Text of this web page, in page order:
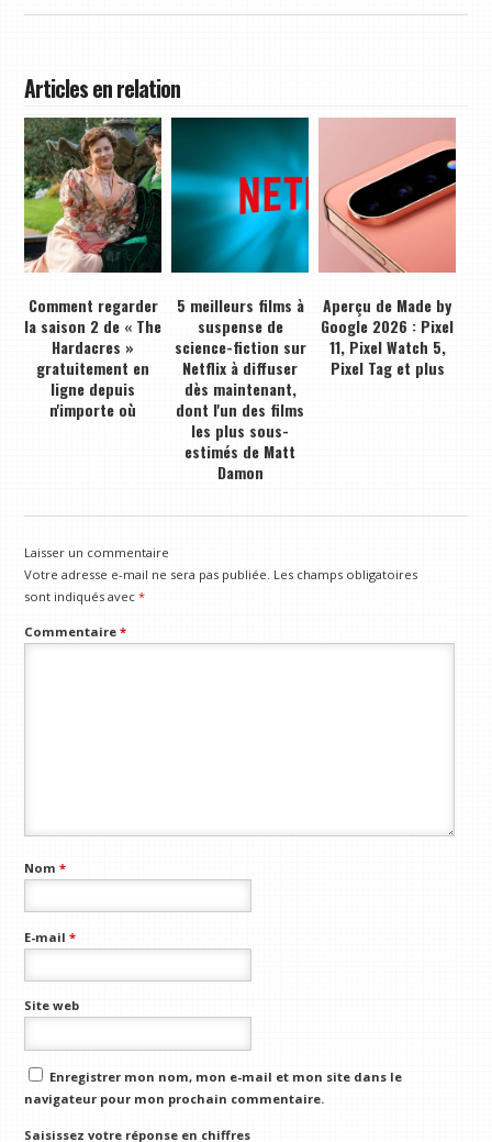
Articles en relation
Comment regarder
la saison 2 de « The
Hardacres »
gratuitement en
ligne depuis
n'importe où
5 meilleurs films à
suspense de
science-fiction sur
Netflix à diffuser
dès maintenant,
dont l'un des films
les plus sous-
estimés de Matt
Damon
Aperçu de Made by
Google 2026 : Pixel
11, Pixel Watch 5,
Pixel Tag et plus
Laisser un commentaire
Votre adresse e-mail ne sera pas publiée. Les champs obligatoires
sont indiqués avec*
Commentaire*
Nom*
E-mail*
Site web
Enregistrer mon nom, mon e-mail et mon site dans le
navigateur pour mon prochain commentaire.
Saisissez votre réponse en chiffres